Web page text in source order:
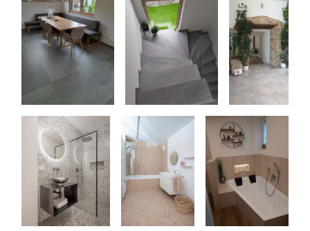
©FotoGaggl